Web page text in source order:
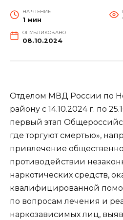
НА ЧТЕНИЕ
1 мин
ОПУБЛИКОВАНО
08.10.2024
Отделом МВД России по
району с 14.10.2024 г. по
первый этап
где торгуют смертью»,
привлечение
противодействии
наркотических средств,
квалифицированной
по вопросам лечения и
наркозависимых лиц,